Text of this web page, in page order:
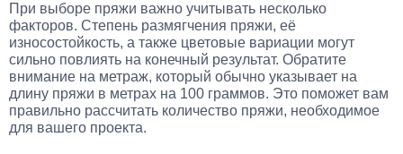
При выборе пряжи важно учитывать несколько
факторов. Степень размягчения пряжи, её
износостойкость, а также цветовые вариации могут
сильно повлиять на конечный результат. Обратите
внимание на метраж, который обычно указывает на
длину пряжи в метрах на 100 граммов. Это поможет вам
правильно рассчитать количество пряжи, необходимое
для вашего проекта.